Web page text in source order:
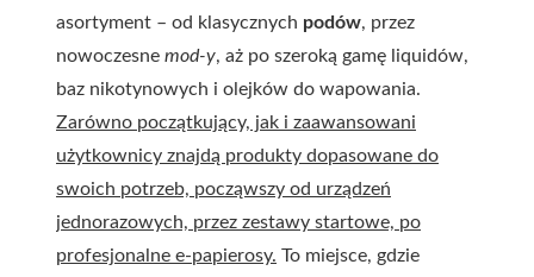
asortyment – od klasycznych podów, przez
nowoczesne mod-y, aż po szeroką gamę liquidów,
baz nikotynowych i olejków do wapowania.
Zarówno początkujący, jak i zaawansowani
użytkownicy znajdą produkty dopasowane do
swoich potrzeb, począwszy od urządzeń
jednorazowych, przez zestawy startowe, po
profesjonalne e-papierosy. To miejsce, gdzie